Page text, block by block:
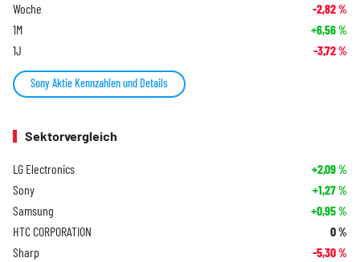
Woche -2,82%
1M +6,56%
1J -3,72%
Sony Aktie Kennzahlen und Details
Sektorvergleich
LG Electronics +2,09%
Sony +1,27%
Samsung +0,95%
HTC CORPORATION 0%
Sharp -5,30%